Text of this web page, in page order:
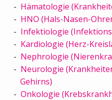
Hämatologie
HNO (Hals-Nasen-
Infektiologie
Kardiologie (Herz-
Nephrologie
Neurologie
Gehirns)
Onkologie